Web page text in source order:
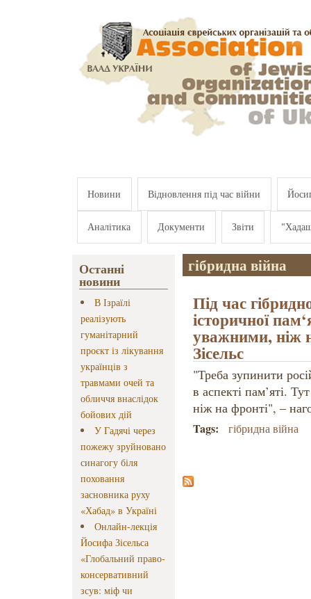
Новини Відновлення під час війни
Аналітика Документи Звіти
Останні
новини
В Ізраїлі
реалізують
гуманітарний
проєкт із лікування
українців з
травмами очей та
обличчя внаслідок
бойових дій
У Гадячі через
пожежу зруйновано
синагогу біля
поховання
засновника руху
«Хабад» в Україні
Онлайн-лекція
Йосифа Зісельса
«Глобальний право-
консервативний
зсув: міф чи
гібридна війна
Під час
історичної
уважними, ніж
Зісельс
"Треба зупинити
в аспекті пам’яті.
ніж на фронті", –
Tags: гібридна війна